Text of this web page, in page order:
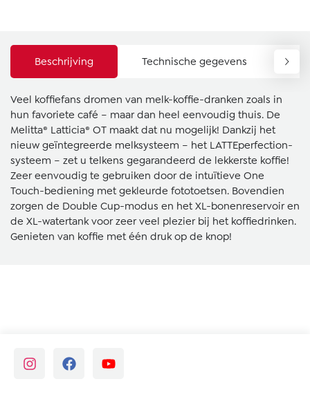
Beschrijving Technische gegevens
Veel koffiefans dromen van melk-koffie-dranken zoals in
hun favoriete café – maar dan heel eenvoudig thuis. De
Melitta® Latticia® OT maakt dat nu mogelijk! Dankzij het
nieuw geïntegreerde melksysteem – het LATTEperfection-
systeem – zet u telkens gegarandeerd de lekkerste koffie!
Zeer eenvoudig te gebruiken door de intuïtieve One
Touch-bediening met gekleurde fototoetsen. Bovendien
zorgen de Double Cup-modus en het XL-bonenreservoir en
de XL-watertank voor zeer veel plezier bij het koffiedrinken.
Genieten van koffie met één druk op de knop!